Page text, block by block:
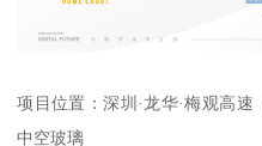
项目位置：深圳·龙华·梅观高
中空玻璃